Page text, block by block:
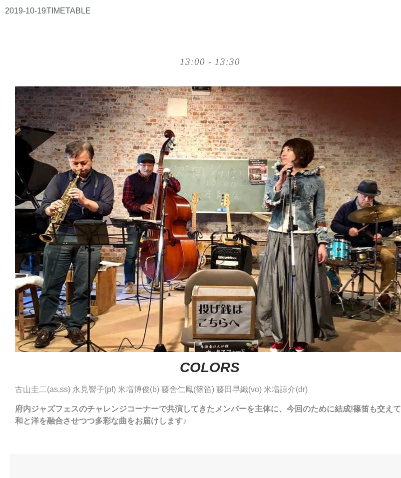
2019-10-19TIMETABLE
13:00 - 13:30
COLORS
古山圭二(as,ss) 永見響子(pf) 米増博俊(b) 藤舎仁鳳(篠笛) 藤田早織(vo) 米増諒介(dr)
府内ジャズフェスのチャレンジコーナーで共演してきたメンバーを主体に、今回のために結成!篠笛も交えて
和と洋を融合させつつ多彩な曲をお届けします♪